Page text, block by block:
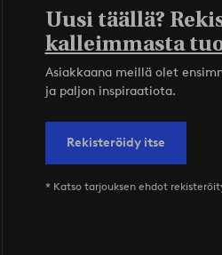
Uusi täällä?
kalleimmasta
Asiakkaana meillä olet
ja paljon inspiraatiota.
Rekisteröidy itse
* Katso tarjouksen ehdot